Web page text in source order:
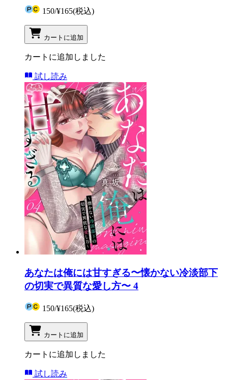
150/¥165(税込)
カートに追加
カートに追加しました
試し読み
あなたは俺には甘すぎる〜懐かない冷淡部下
の切実で異質な愛し方〜 4
150/¥165(税込)
カートに追加
カートに追加しました
試し読み